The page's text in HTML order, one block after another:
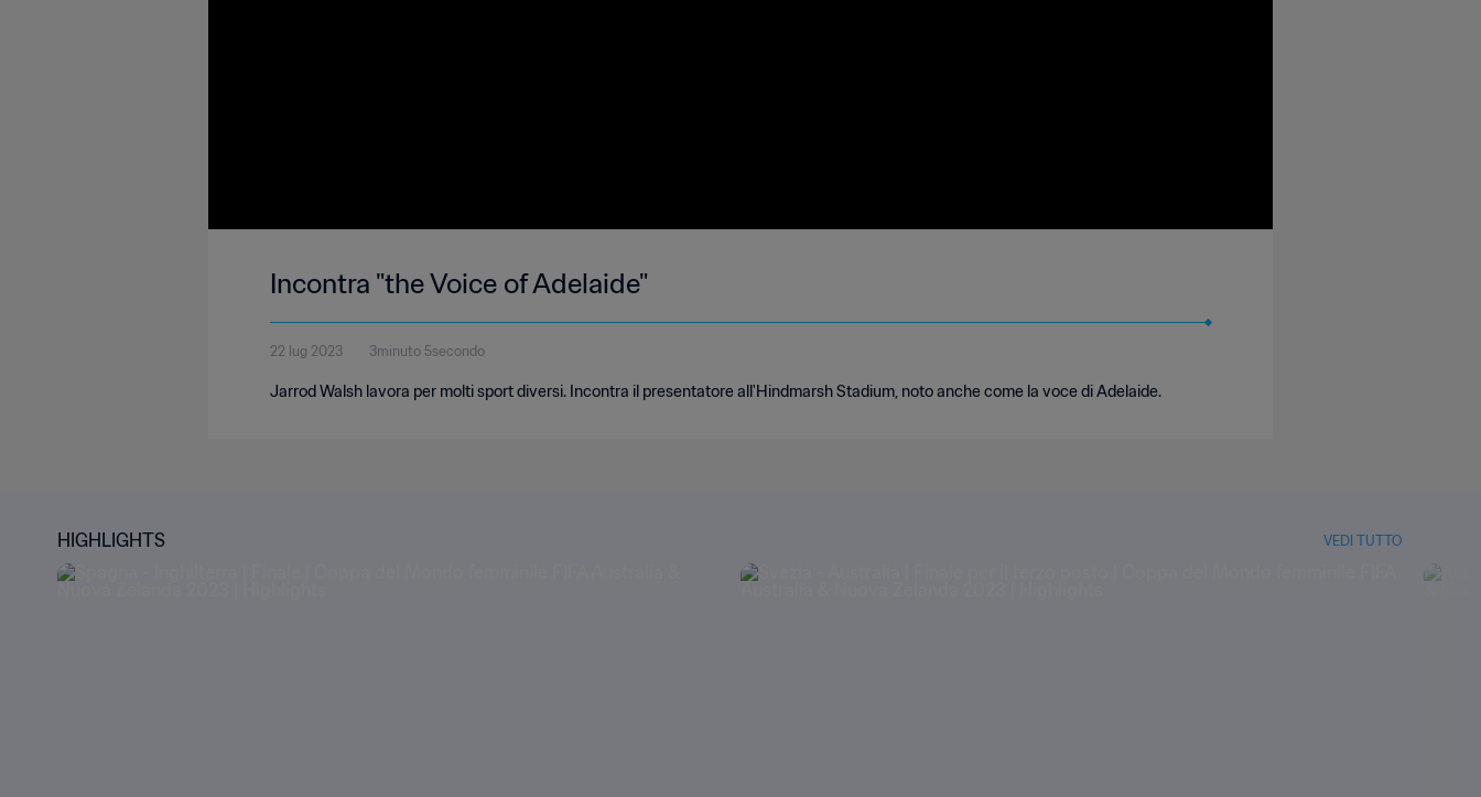
Incontra "the Voice of Adelaide"
22 lug 2023 3minuto 5secondo
Jarrod Walsh lavora per molti sport diversi. Incontra il presentatore all'Hindmarsh Stadium, noto anche come la voce di Adelaide.
HIGHLIGHTS VEDI TUTTO